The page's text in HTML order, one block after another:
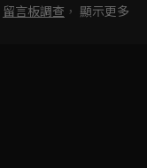
留言板調查 ， 顯示更多